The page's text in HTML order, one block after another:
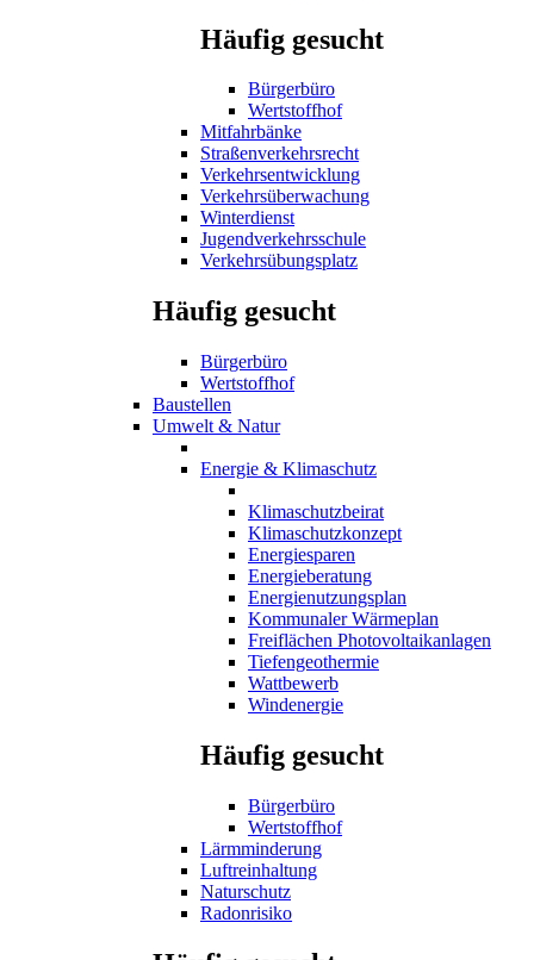
Häufig gesucht
Bürgerbüro
Wertstoffhof
Mitfahrbänke
Straßenverkehrsrecht
Verkehrsentwicklung
Verkehrsüberwachung
Winterdienst
Jugendverkehrsschule
Verkehrsübungsplatz
Häufig gesucht
Bürgerbüro
Wertstoffhof
Baustellen
Umwelt & Natur
Energie & Klimaschutz
Klimaschutzbeirat
Klimaschutzkonzept
Energiesparen
Energieberatung
Energienutzungsplan
Kommunaler Wärmeplan
Freiflächen Photovoltaikanlagen
Tiefengeothermie
Wattbewerb
Windenergie
Häufig gesucht
Bürgerbüro
Wertstoffhof
Lärmminderung
Luftreinhaltung
Naturschutz
Radonrisiko